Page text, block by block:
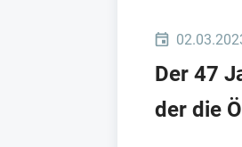
Der 47
der die